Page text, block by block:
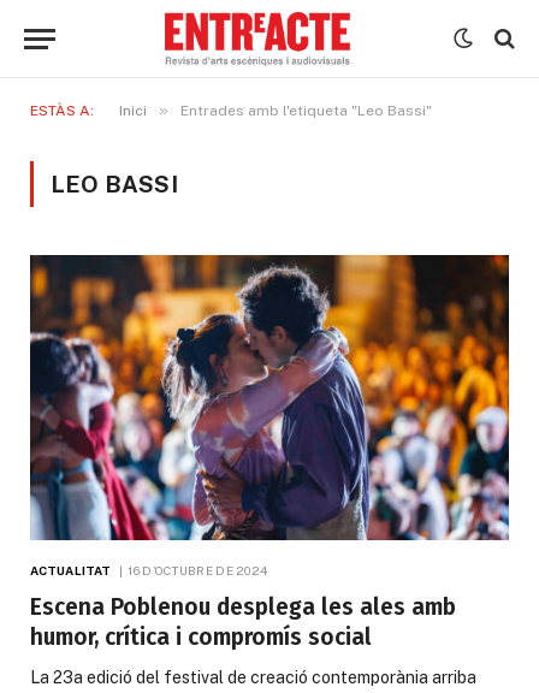
ESTÀS A: Inici » Entrades amb l'etiqueta "Leo Bassi"
LEO BASSI
ACTUALITAT 16 D'OCTUBRE DE 2024
Escena Poblenou desplega les ales amb
humor, crítica i compromís social
La 23a edició del festival de creació contemporània arriba